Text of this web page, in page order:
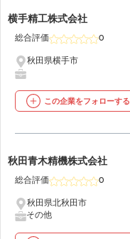
19
横手精工株式会社
総合評価 0
秋田県横手市
この企業をフォローする
20
秋田青木精機株式会社
総合評価 0
秋田県北秋田市
その他